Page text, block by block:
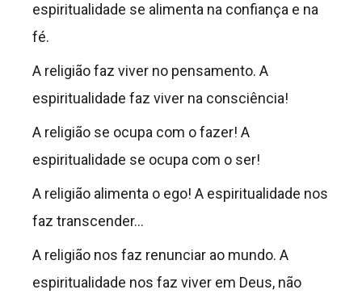
espiritualidade se alimenta na confiança e na
fé.
A religião faz viver no pensamento. A
espiritualidade faz viver na consciência!
A religião se ocupa com o fazer! A
espiritualidade se ocupa com o ser!
A religião alimenta o ego! A espiritualidade nos
faz transcender…
A religião nos faz renunciar ao mundo. A
espiritualidade nos faz viver em Deus, não